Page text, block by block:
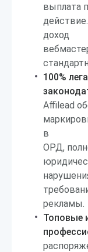
выплата
доход
100%
Affilead
в
ОРД,
рекламы.
Топовые